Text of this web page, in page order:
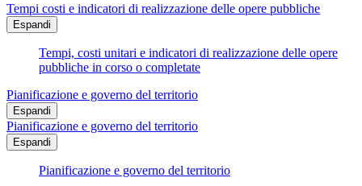
Tempi costi e indicatori di realizzazione delle opere pubbliche
Espandi
Tempi, costi unitari e indicatori di realizzazione delle opere
pubbliche in corso o completate
Pianificazione e governo del territorio
Espandi
Pianificazione e governo del territorio
Espandi
Pianificazione e governo del territorio